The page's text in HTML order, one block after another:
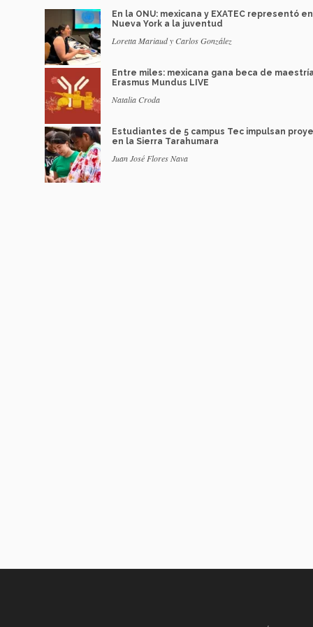
En la ONU: mexicana y EXATEC representó en
Nueva York a la juventud
Loretta Mariaud y Carlos González
Entre miles: mexicana gana beca de maestría
Erasmus Mundus LIVE
Natalia Croda
Estudiantes de 5 campus Tec impulsan
en la Sierra Tarahumara
Juan José Flores Nava